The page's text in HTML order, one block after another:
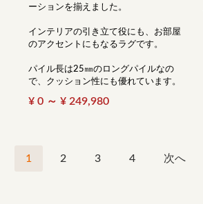
ーションを揃えました。
インテリアの引き立て役にも、お部屋
のアクセントにもなるラグです。
パイル長は25㎜のロングパイルなの
で、クッション性にも優れています。
¥ 0 ～ ¥ 249,980
1 2 3 4 次へ